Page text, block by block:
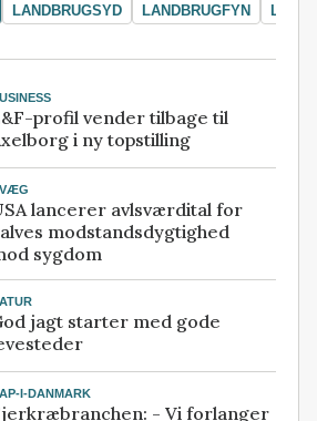
LANDBRUGSYD LANDBRUGFYN
profil vender tilbage til
i ny topstilling
lancerer avlsværdital for
modstandsdygtighed
sygdom
jagt starter med gode
I-DANMARK
- Vi forlanger